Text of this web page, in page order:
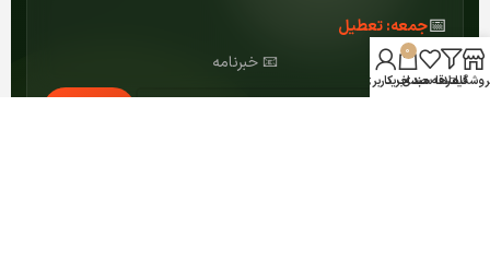
📅جمعه: تعطیل
📧 خبرنامه
فیلترها
علاقه مندی
0
سبد خرید
حساب کاربری من